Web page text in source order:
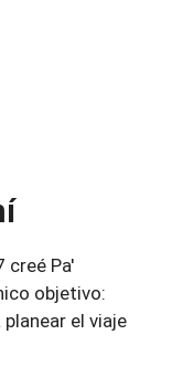
creé Pa'
objetivo:
el viaje